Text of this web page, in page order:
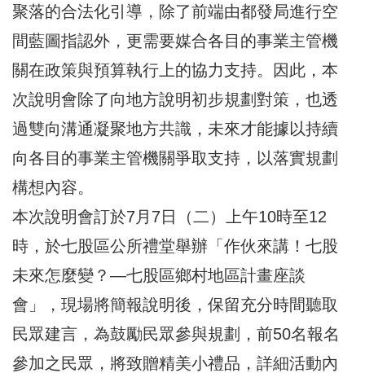
聚落的合法化引導，除了前端由都發局進行空
間藍圖指認外，更需要媒合各目的事業主管機
關在政策與預算執行上的協力支持。因此，本
次說明會除了向地方說明初步規劃對策，也透
過雙向溝通凝聚地方共識，未來才能據以持續
向各目的事業主管機關爭取支持，以落實規劃
構想內容。
本次說明會訂於7月7日（二）上午10時至12
時，於七股區公所禮堂舉辦「作伙來講！七股
未來怎麼變？—七股區鄉村地區計畫座談
會」，現場將簡報說明後，保留充分時間聽取
民眾建言，為鼓勵民眾參與規劃，前50名報名
參加之民眾，將致贈精美小禮品，詳細活動內